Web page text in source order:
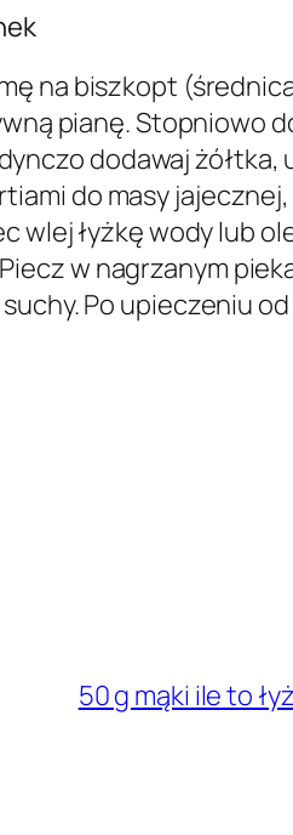
na biszkopt
pianę. Stopniowo
dodawaj żółtka,
do masy
wlej łyżkę wody lub
w nagrzanym
Po upieczeniu
50 g mąki ile to